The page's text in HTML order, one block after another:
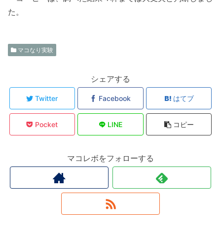
た。
マコなり実験
シェアする
Twitter Facebook はてブ
Pocket LINE コピー
マコレボをフォローする